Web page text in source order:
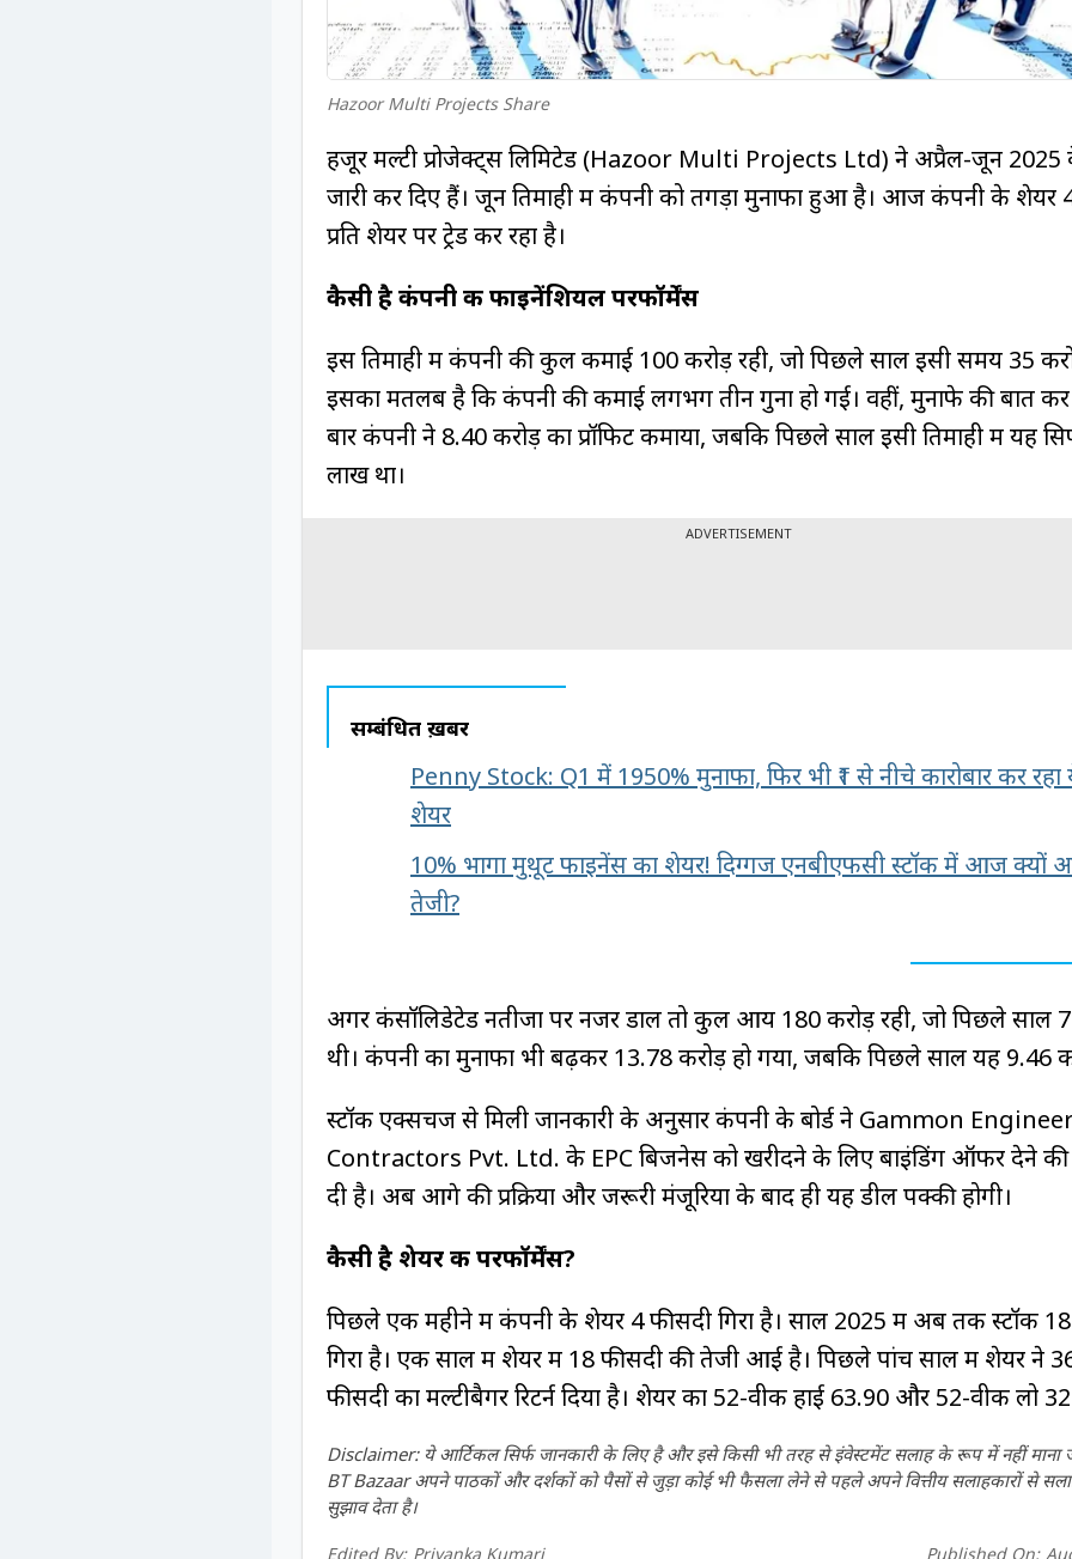
Hazoor Multi Projects Share
हजूर मल्टी प्रोजेक्ट्स लिमिटेड (Hazoor Multi Projects Ltd) ने अप्रैल-जून
जारी कर दिए हैं। जून तिमाही में कंपनी को तगड़ा मुनाफा हुआ है। आज कंपनी के शेयर
प्रति शेयर पर ट्रेड कर रहा है।
कैसी है कंपनी की फाइनेंशियल परफॉर्मेंस
इस तिमाही में कंपनी की कुल कमाई ₹100 करोड़ रही, जो पिछले साल इसी समय ₹35
इसका मतलब है कि कंपनी की कमाई लगभग तीन गुना हो गई। वहीं, मुनाफे की बात
बार कंपनी ने ₹8.40 करोड़ का प्रॉफिट कमाया, जबकि पिछले साल इसी तिमाही में यह
लाख था।
ADVERTISEMENT
सम्बंधित ख़बरें
Penny Stock: Q1 में 1950% मुनाफा, फिर भी ₹1 से नीचे कारोबार कर रहा
शेयर
10% भागा मुथूट फाइनेंस का शेयर! दिग्गज एनबीएफसी स्टॉक में आज क्यों
तेजी?
अगर कंसॉलिडेटेड नतीजों पर नजर डालें तो कुल आय ₹180 करोड़ रही, जो पिछले साल
थी। कंपनी का मुनाफा भी बढ़कर ₹13.78 करोड़ हो गया, जबकि पिछले साल यह ₹9.46
स्टॉक एक्सचेंज से मिली जानकारी के अनुसार कंपनी के बोर्ड ने Gammon
Contractors Pvt. Ltd. के EPC बिजनेस को खरीदने के लिए बाइंडिंग ऑफर देने की
दी है। अब आगे की प्रक्रिया और जरूरी मंजूरियों के बाद ही यह डील पक्की होगी।
कैसी है शेयर की परफॉर्मेंस?
पिछले एक महीने में कंपनी के शेयर 4 फीसदी गिरा है। साल 2025 में अब तक स्टॉक
गिरा है। एक साल में शेयर में 18 फीसदी की तेजी आई है। पिछले पांच साल में शेयर ने
फीसदी का मल्टीबैगर रिटर्न दिया है। शेयर का 52-वीक हाई ₹63.90 और 52-वीक लो
Disclaimer: ये आर्टिकल सिर्फ जानकारी के लिए है और इसे किसी भी तरह से इंवेस्टमेंट सलाह के रूप में नहीं माना
BT Bazaar अपने पाठकों और दर्शकों को पैसों से जुड़ा कोई भी फैसला लेने से पहले अपने वित्तीय सलाहकारों से
सुझाव देता है।
Edited By: Priyanka Kumari Published On: